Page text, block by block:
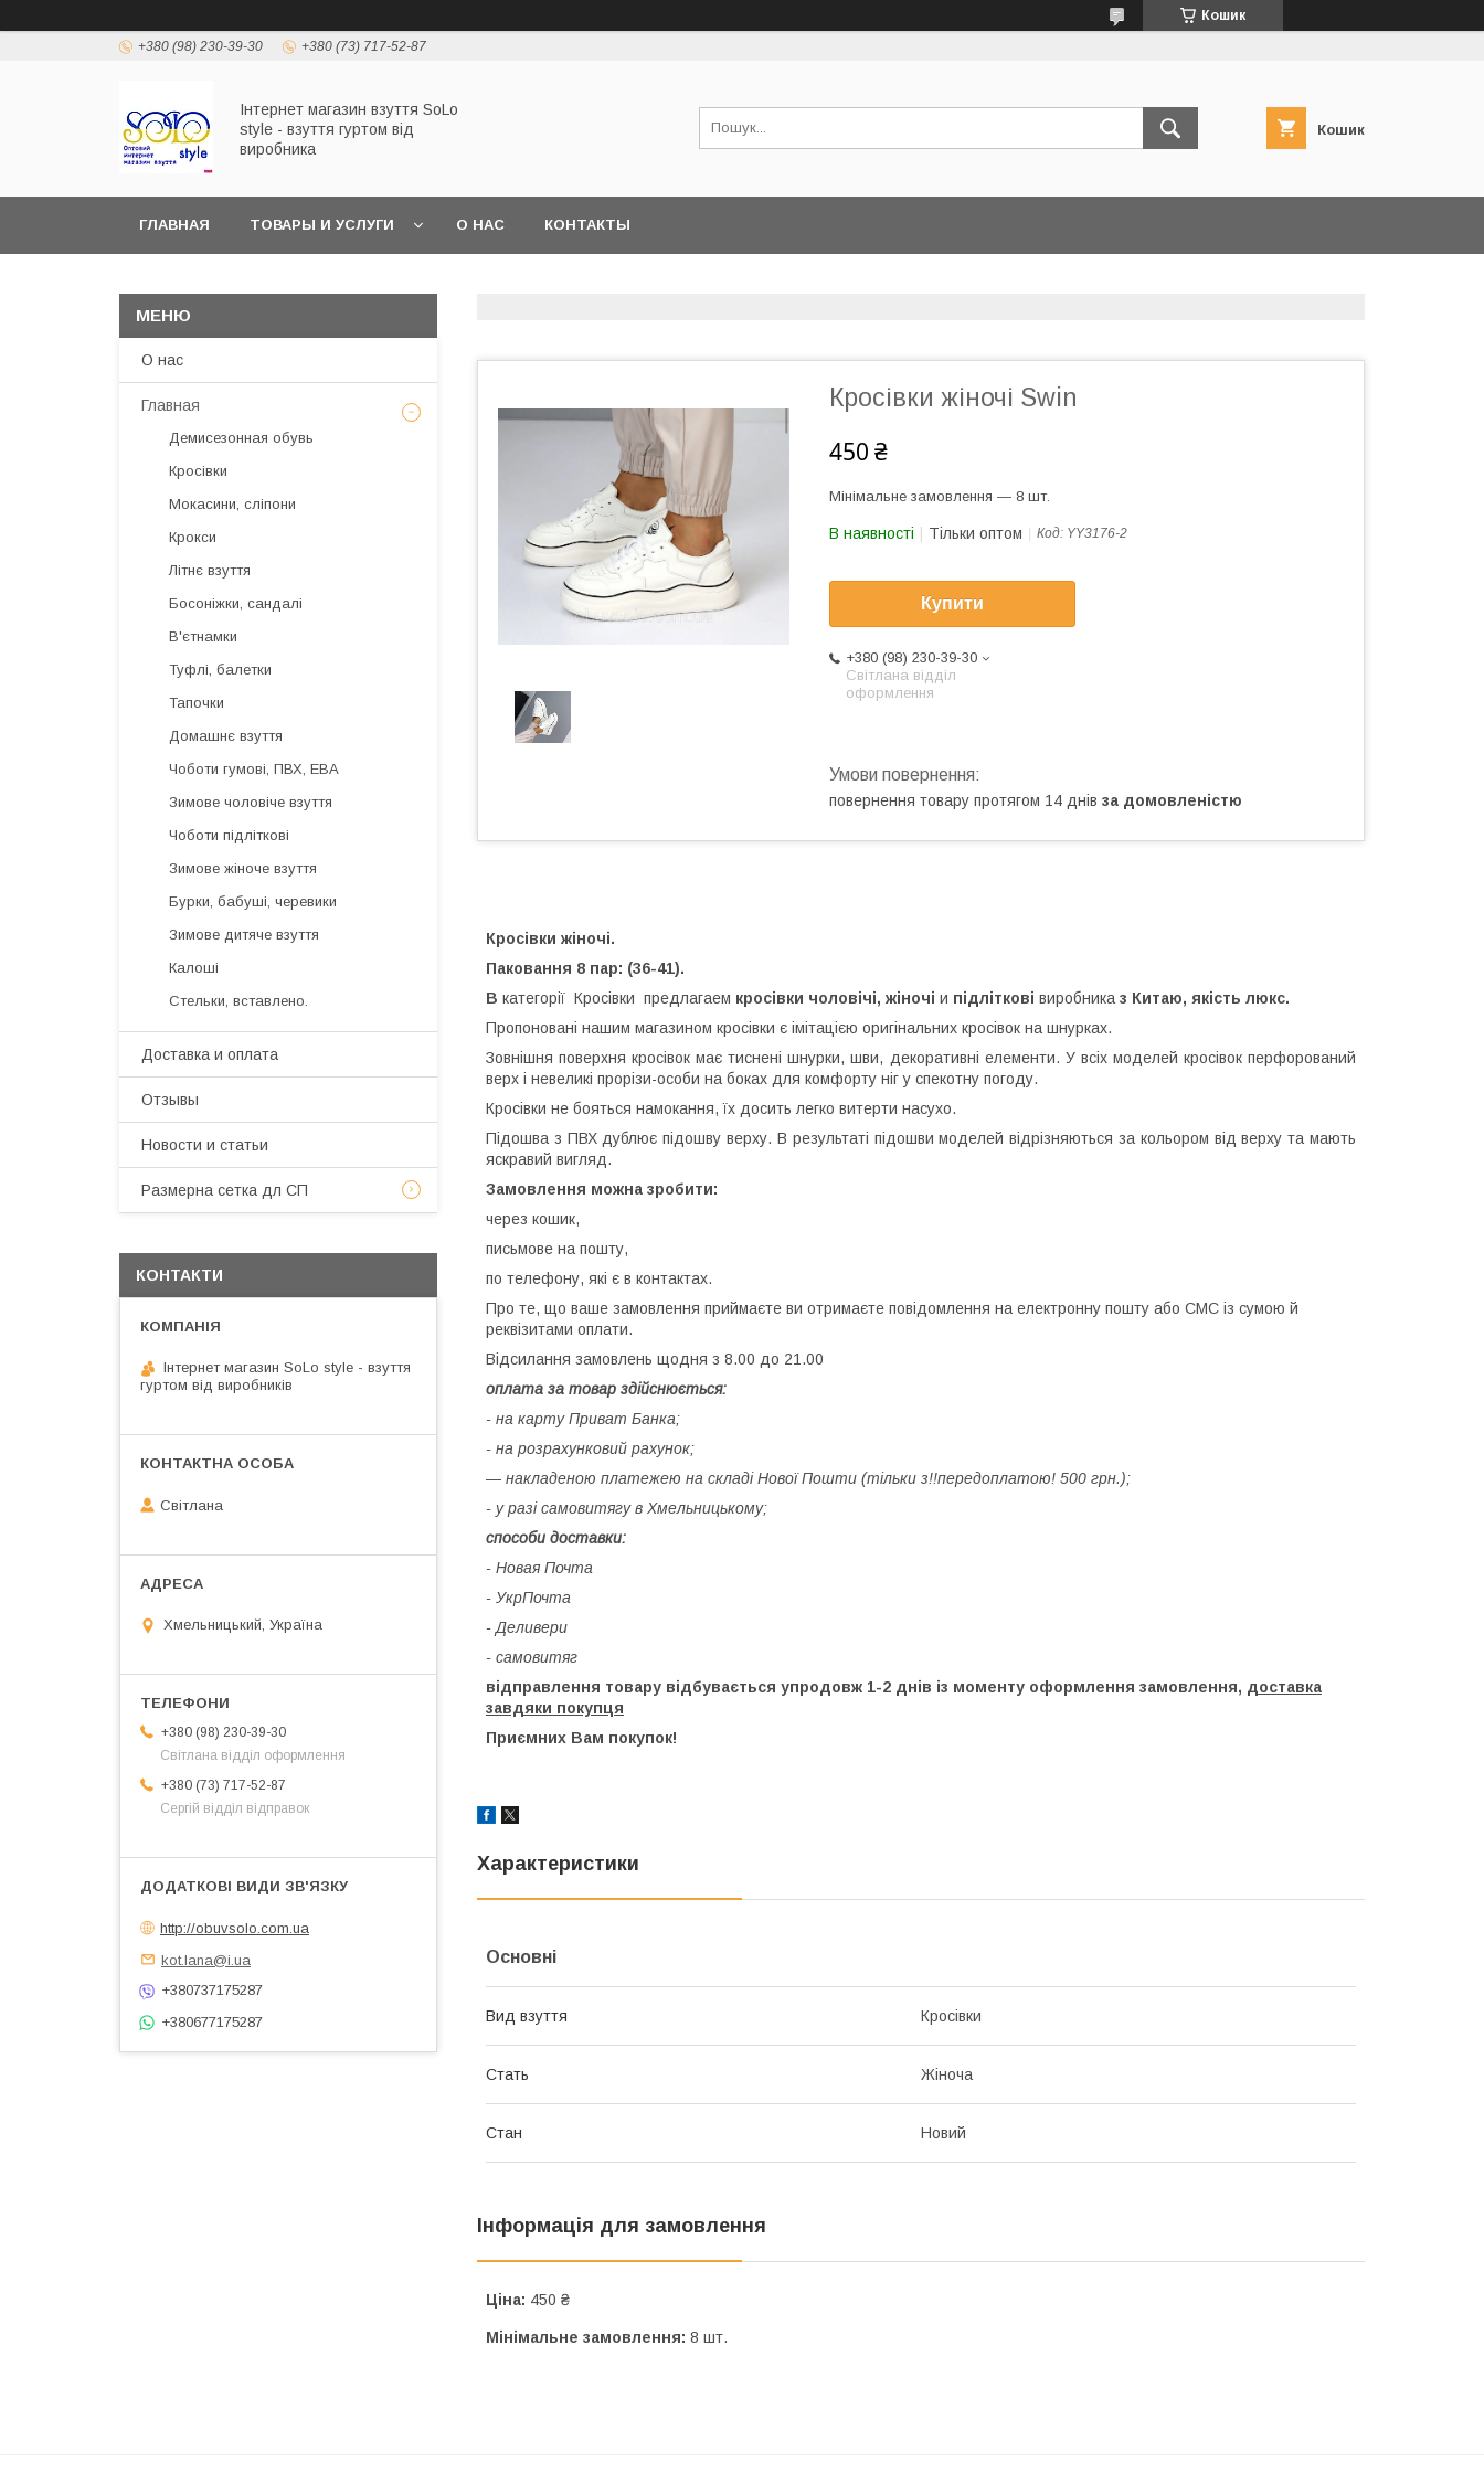
Кошик
+380 (98) 230-39-30 +380 (73) 717-52-87
Інтернет магазин взуття SoLo
style - взуття гуртом від
виробника
Кошик
ГЛАВНАЯ ТОВАРЫ И УСЛУГИ О НАС КОНТАКТЫ
Кросівки жіночі Swin
450 ₴
Мінімальне замовлення — 8 шт.
В наявності Тільки оптом Код: YY3176-2
Купити
+380 (98) 230-39-30
Світлана відділ
оформлення
повернення товару протягом 14 днів за домовленістю
Кросівки жіночі.
Паковання 8 пар: (36-41).
В категорії Кросівки предлагаем кросівки чоловічі, жіночі и підліткові виробника з Китаю, якість люкс.
Пропоновані нашим магазином кросівки є імітацією оригінальних кросівок на шнурках.
Зовнішня поверхня кросівок має тиснені шнурки, шви, декоративні елементи. У всіх моделей кросівок перфорований
верх і невеликі прорізи-особи на боках для комфорту ніг у спекотну погоду.
Кросівки не бояться намокання, їх досить легко витерти насухо.
Підошва з ПВХ дублює підошву верху. В результаті підошви моделей відрізняються за кольором від верху та мають
яскравий вигляд.
Замовлення можна зробити:
через кошик,
письмове на пошту,
по телефону, які є в контактах.
Про те, що ваше замовлення приймаєте ви отримаєте повідомлення на електронну пошту або СМС із сумою й
реквізитами оплати.
Відсилання замовлень щодня з 8.00 до 21.00
оплата за товар здійснюється:
- на карту Приват Банка;
- на розрахунковий рахунок;
— накладеною платежею на складі Нової Пошти (тільки з!!️передоплатою!️ 500 грн.);
- у разі самовитягу в Хмельницькому;
способи доставки:
- Новая Почта
- УкрПочта
- Деливери
- самовитяг
відправлення товару відбувається упродовж 1-2 днів із моменту оформлення замовлення, доставка
завдяки покупця
Приємних Вам покупок!
Характеристики
Основні
Вид взуття Кросівки
Стать Жіноча
Стан Новий
Інформація для замовлення
Ціна: 450 ₴
Мінімальне замовлення: 8 шт.
О нас
Главная
Демисезонная обувь
Кросівки
Мокасини, сліпони
Крокси
Літнє взуття
Босоніжки, сандалі
В'єтнамки
Туфлі, балетки
Тапочки
Домашнє взуття
Чоботи гумові, ПВХ, ЕВА
Зимове чоловіче взуття
Чоботи підліткові
Зимове жіноче взуття
Бурки, бабуші, черевики
Зимове дитяче взуття
Калоші
Стельки, вставлено.
Доставка и оплата
Отзывы
Новости и статьи
Размерна сетка дл СП
КОНТАКТИ
Інтернет магазин SoLo style - взуття
гуртом від виробників
Світлана
Хмельницький, Україна
+380 (98) 230-39-30
Світлана відділ оформлення
+380 (73) 717-52-87
Сергій відділ відправок
http://obuvsolo.com.ua
kot.lana@i.ua
+380737175287
+380677175287